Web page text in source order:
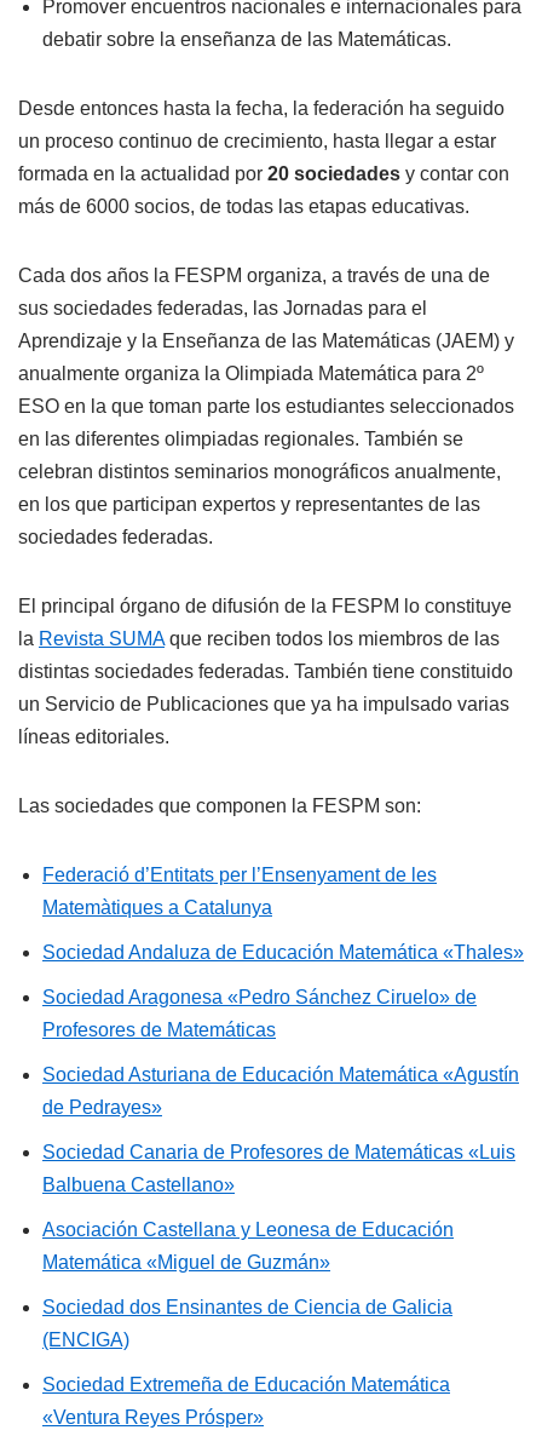
Promover encuentros nacionales e internacionales para
debatir sobre la enseñanza de las Matemáticas.
Desde entonces hasta la fecha, la federación ha seguido
un proceso continuo de crecimiento, hasta llegar a estar
formada en la actualidad por 20 sociedades y contar con
más de 6000 socios, de todas las etapas educativas.
Cada dos años la FESPM organiza, a través de una de
sus sociedades federadas, las Jornadas para el
Aprendizaje y la Enseñanza de las Matemáticas (JAEM) y
anualmente organiza la Olimpiada Matemática para 2º
ESO en la que toman parte los estudiantes seleccionados
en las diferentes olimpiadas regionales. También se
celebran distintos seminarios monográficos anualmente,
en los que participan expertos y representantes de las
sociedades federadas.
El principal órgano de difusión de la FESPM lo constituye
la Revista SUMAque reciben todos los miembros de las
distintas sociedades federadas. También tiene constituido
un Servicio de Publicaciones que ya ha impulsado varias
líneas editoriales.
Las sociedades que componen la FESPM son:
Federació d’Entitats per l’Ensenyament de les
Matemàtiques a Catalunya
Sociedad Andaluza de Educación Matemática «Thales»
Sociedad Aragonesa «Pedro Sánchez Ciruelo» de
Profesores de Matemáticas
Sociedad Asturiana de Educación Matemática «Agustín
de Pedrayes»
Sociedad Canaria de Profesores de Matemáticas «Luis
Balbuena Castellano»
Asociación Castellana y Leonesa de Educación
Matemática «Miguel de Guzmán»
Sociedad dos Ensinantes de Ciencia de Galicia
(ENCIGA)
Sociedad Extremeña de Educación Matemática
«Ventura Reyes Prósper»